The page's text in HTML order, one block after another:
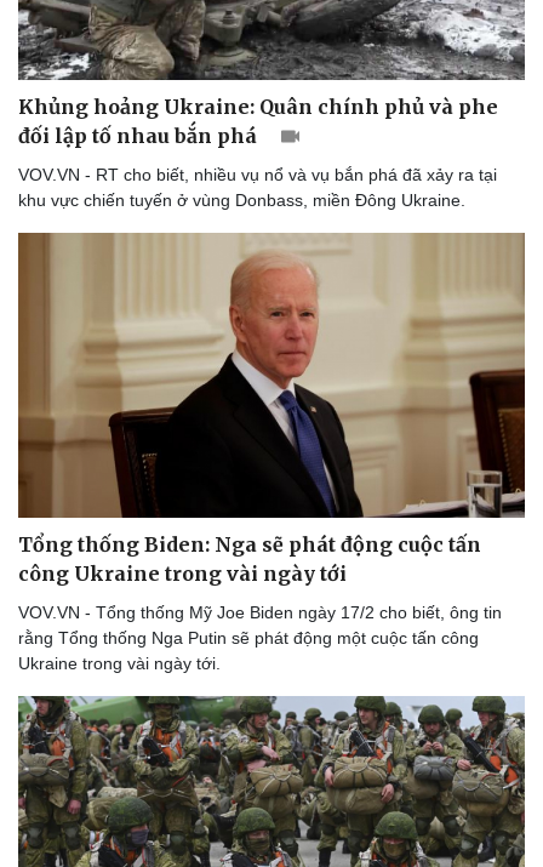
Thể thao
Lịch thi đấu bóng đá
Thế giới thể thao
eSports
Hậu trường
Ô tô - Xe máy
Xe máy
Tư vấn
Khủng hoảng Ukraine: Quân chính phủ và phe
đối lập tố nhau bắn phá
VOV.VN - RT cho biết, nhiều vụ nổ và vụ bắn phá đã xảy ra tại
khu vực chiến tuyến ở vùng Donbass, miền Đông Ukraine.
Tổng thống Biden: Nga sẽ phát động cuộc tấn
công Ukraine trong vài ngày tới
VOV.VN - Tổng thống Mỹ Joe Biden ngày 17/2 cho biết, ông tin
rằng Tổng thống Nga Putin sẽ phát động một cuộc tấn công
Ukraine trong vài ngày tới.